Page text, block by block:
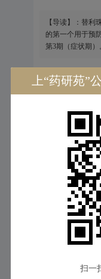
【导读】：替利
的第一个用于预
第3期（症状期）
2023年10月18
Teplizumab
对于新
Teplizumab是由
体，是FDA批准
3期（症状期）。
PROTECT共纳
的自身免疫性1型
天后，通过监测C
对于胰岛β细胞的
C肽（C-Peptide
同构成胰岛素的前
裂解成C肽和胰岛
上“药研苑”
扫一